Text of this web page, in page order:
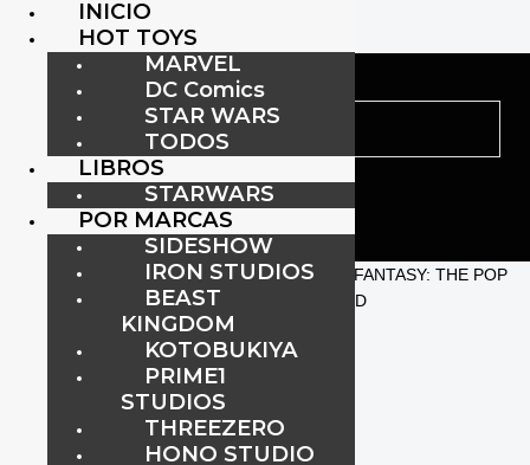
LIBROS STARWARS/ LIBRO FIGURE FANTASY: THE POP
CULTURE PHOTOGRAPHY OF DANIEL PICARD
INICIO
HOT TOYS
MARVEL
DC Comics
STAR WARS
TODOS
LIBROS
STARWARS
POR MARCAS
SIDESHOW
IRON STUDIOS
BEAST
KINGDOM
KOTOBUKIYA
PRIME1
STUDIOS
THREEZERO
HONO STUDIO